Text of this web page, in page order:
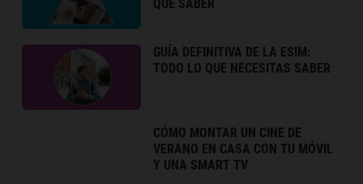
QUE SABER
GUÍA DEFINITIVA DE LA ESIM:
TODO LO QUE NECESITAS SABER
CÓMO MONTAR UN CINE DE
VERANO EN CASA CON TU MÓVIL
Y UNA SMART TV